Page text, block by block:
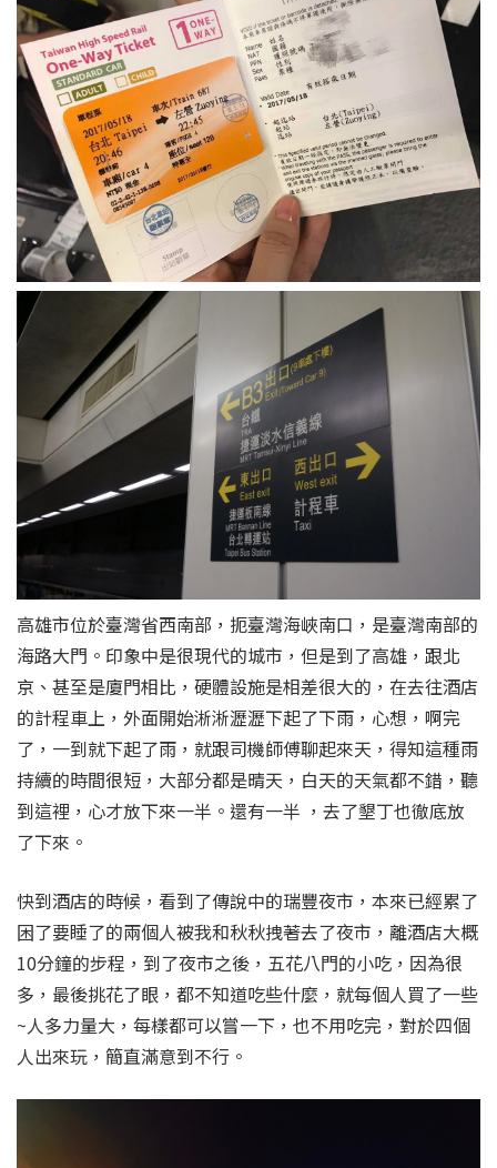
高雄市位於臺灣省西南部，扼臺灣海峽南口，是臺灣南部的
海路大門。印象中是很現代的城市，但是到了高雄，跟北
京、甚至是廈門相比，硬體設施是相差很大的，在去往酒店
的計程車上，外面開始淅淅瀝瀝下起了下雨，心想，啊完
了，一到就下起了雨，就跟司機師傅聊起來天，得知這種雨
持續的時間很短，大部分都是晴天，白天的天氣都不錯，聽
到這裡，心才放下來一半。還有一半 ，去了墾丁也徹底放
了下來。
快到酒店的時候，看到了傳說中的瑞豐夜市，本來已經累了
困了要睡了的兩個人被我和秋秋拽著去了夜市，離酒店大概
10分鐘的步程，到了夜市之後，五花八門的小吃，因為很
多，最後挑花了眼，都不知道吃些什麼，就每個人買了一些
~人多力量大，每樣都可以嘗一下，也不用吃完，對於四個
人出來玩，簡直滿意到不行。